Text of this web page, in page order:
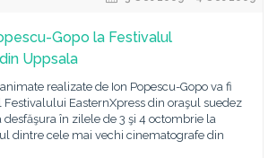
Gopo la Festivalul
Uppsala
realizate de Ion Popescu-Gopo va fi
EasternXpress din oraşul suedez
desfăşura în zilele de 3 şi 4 octombrie la
dintre cele mai vechi cinematografe din